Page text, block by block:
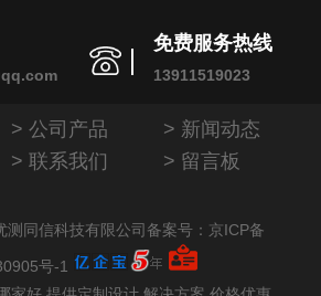
免费服务热线
13911519023
公司产品
新闻动态
联系我们
留言板
测同信科技有限公司 备案号：京ICP备
号-1